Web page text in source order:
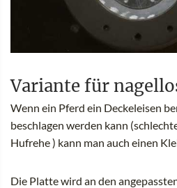
Variante für
Wenn ein Pferd ein Deckeleisen
beschlagen werden kann
Hufrehe ) kann man auch einen
Die Platte wird an den